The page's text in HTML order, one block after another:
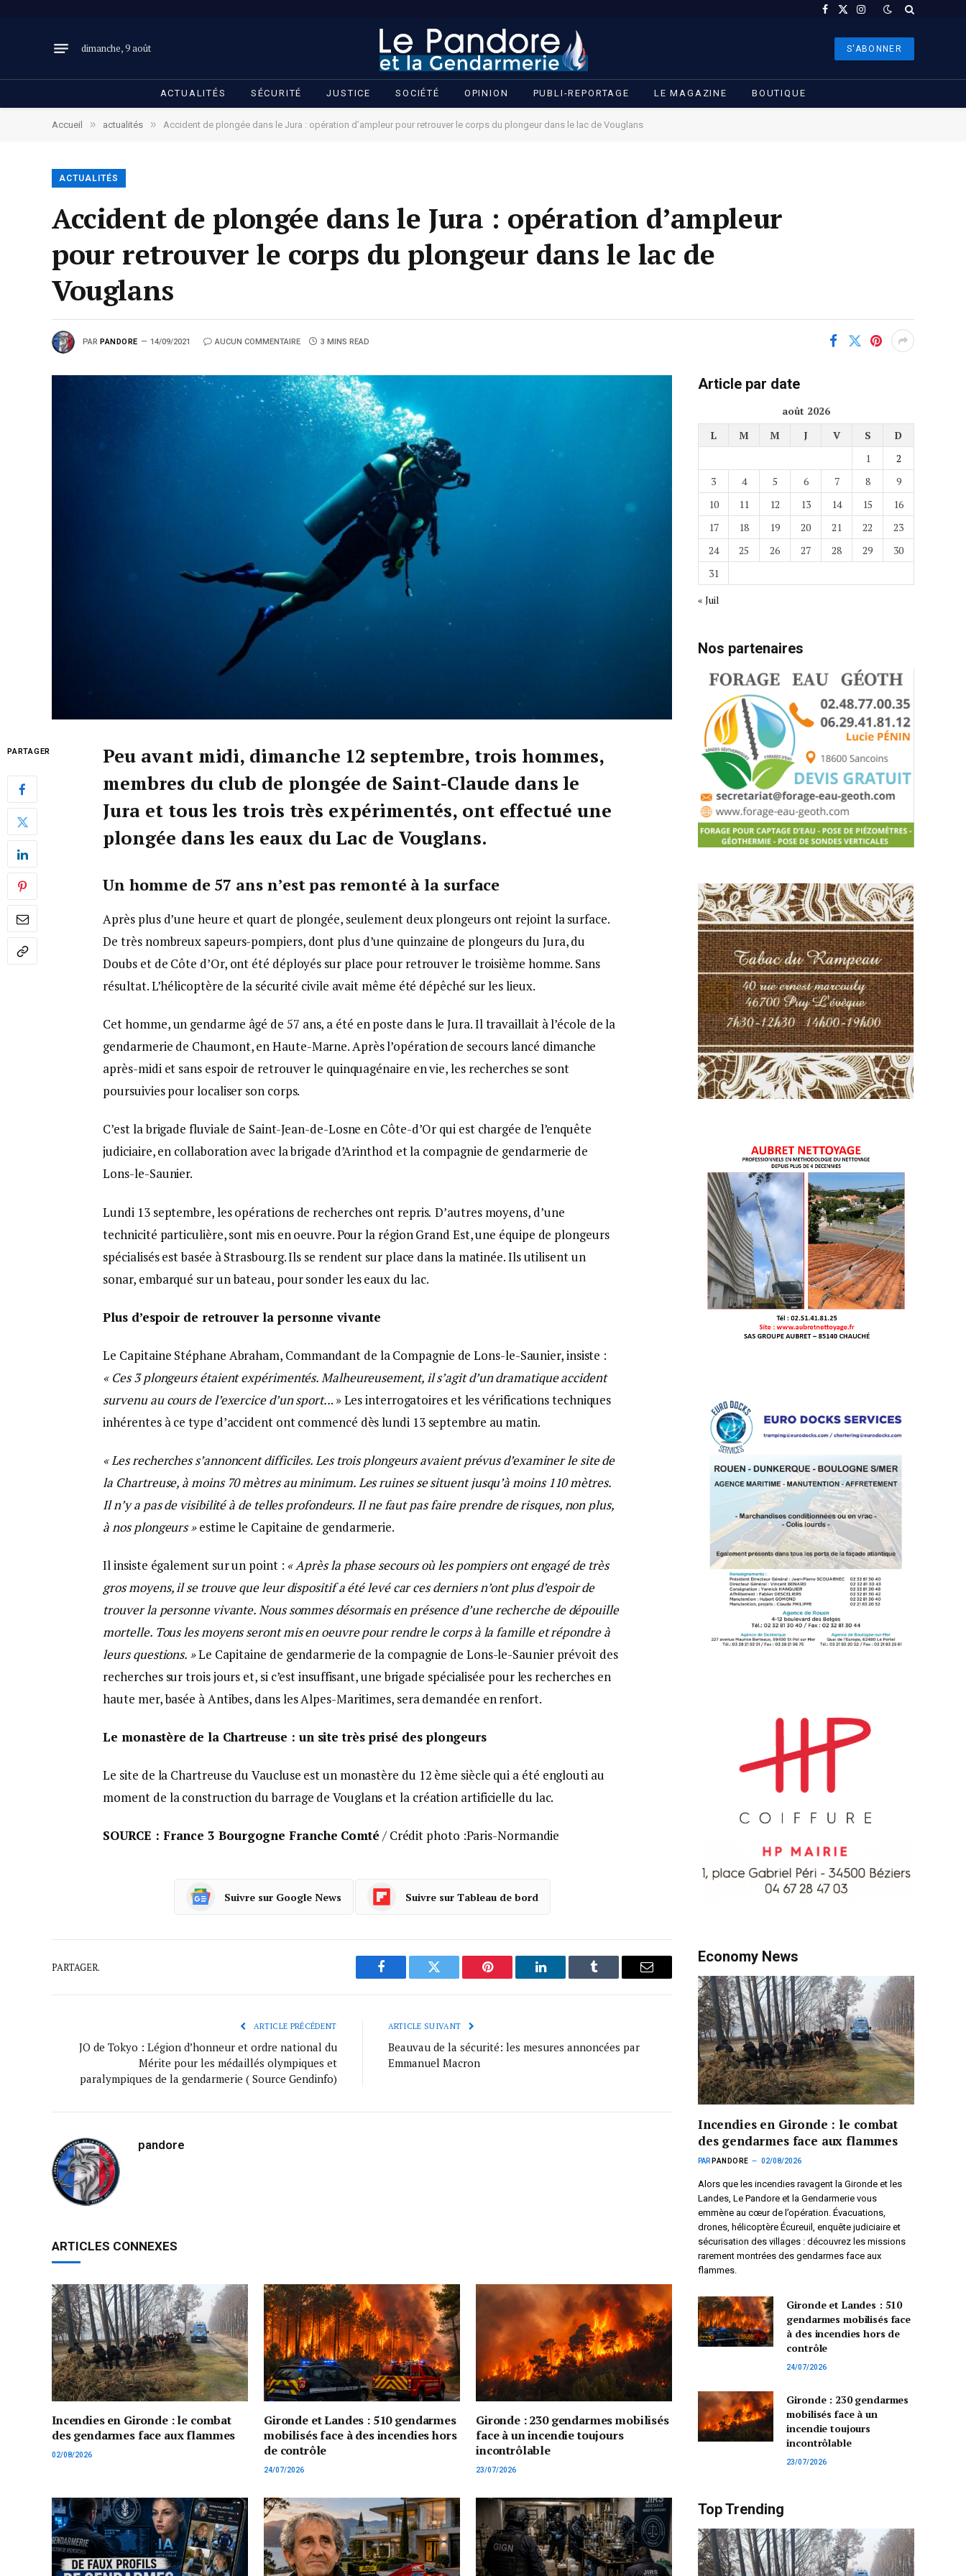
Facebook
X
Instagram
dimanche, 9 août S'ABONNER
ACTUALITÉS SÉCURITÉ JUSTICE SOCIÉTÉ OPINION PUBLI-REPORTAGE LE MAGAZINE BOUTIQUE
Accueil » actualités » Accident de plongée dans le Jura : opération d’ampleur pour retrouver le corps du plongeur dans le lac de Vouglans
ACTUALITÉS
Accident de plongée dans le Jura : opération d’ampleur
pour retrouver le corps du plongeur dans le lac de
Vouglans
PAR PANDORE 14/09/2021 AUCUN COMMENTAIRE 3 MINS READ
PARTAGER
Peu avant midi, dimanche 12 septembre, trois hommes,
membres du club de plongée de Saint-Claude dans le
Jura et tous les trois très expérimentés, ont effectué une
plongée dans les eaux du Lac de Vouglans.
Un homme de 57 ans n’est pas remonté à la surface
Après plus d’une heure et quart de plongée, seulement deux plongeurs ont rejoint la surface.
De très nombreux sapeurs-pompiers, dont plus d’une quinzaine de plongeurs du Jura, du
Doubs et de Côte d’Or, ont été déployés sur place pour retrouver le troisième homme. Sans
résultat. L’hélicoptère de la sécurité civile avait même été dépêché sur les lieux.
Cet homme, un gendarme âgé de 57 ans, a été en poste dans le Jura. Il travaillait à l’école de la
gendarmerie de Chaumont, en Haute-Marne. Après l’opération de secours lancé dimanche
après-midi et sans espoir de retrouver le quinquagénaire en vie, les recherches se sont
poursuivies pour localiser son corps.
C’est la brigade fluviale de Saint-Jean-de-Losne en Côte-d’Or qui est chargée de l’enquête
judiciaire, en collaboration avec la brigade d’Arinthod et la compagnie de gendarmerie de
Lons-le-Saunier.
Lundi 13 septembre, les opérations de recherches ont repris. D’autres moyens, d’une
technicité particulière, sont mis en oeuvre. Pour la région Grand Est, une équipe de plongeurs
spécialisés est basée à Strasbourg. Ils se rendent sur place dans la matinée. Ils utilisent un
sonar, embarqué sur un bateau, pour sonder les eaux du lac.
Plus d’espoir de retrouver la personne vivante
Le Capitaine Stéphane Abraham, Commandant de la Compagnie de Lons-le-Saunier, insiste :
« Ces 3 plongeurs étaient expérimentés. Malheureusement, il s’agit d’un dramatique accident
survenu au cours de l’exercice d’un sport... » Les interrogatoires et les vérifications techniques
inhérentes à ce type d’accident ont commencé dès lundi 13 septembre au matin.
« Les recherches s’annoncent difficiles. Les trois plongeurs avaient prévus d’examiner le site de
la Chartreuse, à moins 70 mètres au minimum. Les ruines se situent jusqu’à moins 110 mètres.
Il n’y a pas de visibilité à de telles profondeurs. Il ne faut pas faire prendre de risques, non plus,
à nos plongeurs »estime le Capitaine de gendarmerie.
Il insiste également sur un point : « Après la phase secours où les pompiers ont engagé de très
gros moyens, il se trouve que leur dispositif a été levé car ces derniers n’ont plus d’espoir de
trouver la personne vivante. Nous sommes désormais en présence d’une recherche de dépouille
mortelle. Tous les moyens seront mis en oeuvre pour rendre le corps à la famille et répondre à
leurs questions. »Le Capitaine de gendarmerie de la compagnie de Lons-le-Saunier prévoit des
recherches sur trois jours et, si c’est insuffisant, une brigade spécialisée pour les recherches en
haute mer, basée à Antibes, dans les Alpes-Maritimes, sera demandée en renfort.
Le monastère de la Chartreuse : un site très prisé des plongeurs
Le site de la Chartreuse du Vaucluse est un monastère du 12 ème siècle qui a été englouti au
moment de la construction du barrage de Vouglans et la création artificielle du lac.
SOURCE : France 3 Bourgogne Franche Comté/ Crédit photo :Paris-Normandie
Suivre sur Google News Suivre sur Tableau de bord
PARTAGER.
Facebook Twitter Pinterest LinkedIn Tumblr Courriel
ARTICLE PRÉCÉDENT
JO de Tokyo : Légion d’honneur et ordre national du
Mérite pour les médaillés olympiques et
paralympiques de la gendarmerie ( Source Gendinfo)
ARTICLE SUIVANT
Beauvau de la sécurité: les mesures annoncées par
Emmanuel Macron
pandore
ARTICLES CONNEXES
Incendies en Gironde : le combat
des gendarmes face aux flammes
02/08/2026
Gironde et Landes : 510 gendarmes
mobilisés face à des incendies hors
de contrôle
24/07/2026
Gironde : 230 gendarmes mobilisés
face à un incendie toujours
incontrôlable
23/07/2026
Article par date
août 2026
L
M M J V S
D
1
2
3
4 5 6 7 8
9
10
11 12 13 14 15
16
17
18 19 20 21 22
23
24
25 26 27 28 29
30
31
« Juil
Nos partenaires
Economy News
Incendies en Gironde : le combat
des gendarmes face aux flammes
PAR PANDORE 02/08/2026
Alors que les incendies ravagent la Gironde et les
Landes, Le Pandore et la Gendarmerie vous
emmène au cœur de l’opération. Évacuations,
drones, hélicoptère Écureuil, enquête judiciaire et
sécurisation des villages : découvrez les missions
rarement montrées des gendarmes face aux
flammes.
Gironde et Landes : 510
gendarmes mobilisés face
à des incendies hors de
contrôle
24/07/2026
Gironde : 230 gendarmes
mobilisés face à un
incendie toujours
incontrôlable
23/07/2026
Top Trending